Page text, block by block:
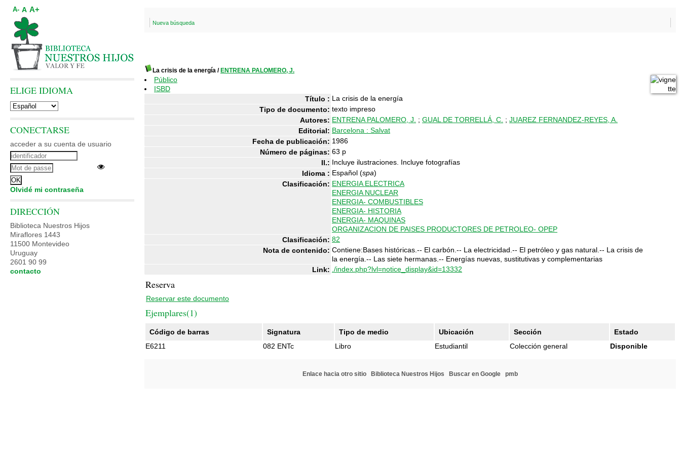
Nueva búsqueda
La crisis de la energía / ENTRENA PALOMERO, J.
Público
ISBD
Título : La crisis de la energía
Tipo de documento: texto impreso
Autores: ENTRENA PALOMERO, J. ; GUAL DE TORRELLÁ, C. ; JUAREZ FERNANDEZ-REYES, A.
Editorial: Barcelona : Salvat
Fecha de publicación: 1986
Número de páginas: 63 p
Il.: Incluye ilustraciones. Incluye fotografías
Idioma : Español (spa)
Clasificación: ENERGIA ELECTRICA
ENERGIA NUCLEAR
ENERGIA- COMBUSTIBLES
ENERGIA- HISTORIA
ENERGIA- MAQUINAS
ORGANIZACION DE PAISES PRODUCTORES DE PETROLEO- OPEP
Clasificación: 82
Nota de contenido: Contiene:Bases históricas.-- El carbón.-- La electricidad.-- El petróleo y gas natural.-- La crisis de
la energía.-- Las siete hermanas.-- Energías nuevas, sustitutivas y complementarias
Link: ./index.php?lvl=notice_display&id=13332
Reserva
Reservar este documento
Ejemplares(1)
Código de barras Signatura Tipo de medio Ubicación Sección
Estado
E6211
082 ENTc Libro Estudiantil Colección general Disponible
Enlace hacia otro sitio Biblioteca Nuestros Hijos Buscar en Google pmb
A- A A+
ELIGE IDIOMA
CONECTARSE
acceder a su cuenta de usuario
Olvidé mi contraseña
DIRECCIÓN
Biblioteca Nuestros Hijos
Miraflores 1443
11500 Montevideo
Uruguay
2601 90 99
contacto